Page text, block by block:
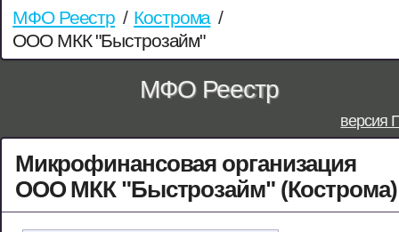
МФО Реестр / Кострома /
ООО МКК "Быстрозайм"
МФО Реестр
версия
Микрофинансовая организация
ООО МКК "Быстрозайм" (Кострома)